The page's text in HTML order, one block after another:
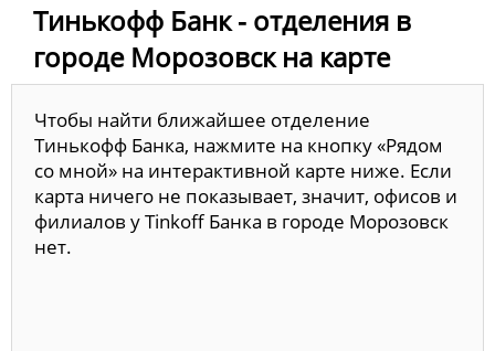
Тинькофф Банк - отделения в
городе Морозовск на карте
Чтобы найти ближайшее отделение
Тинькофф Банка, нажмите на кнопку «Рядом
со мной» на интерактивной карте ниже. Если
карта ничего не показывает, значит, офисов и
филиалов у Tinkoff Банка в городе Морозовск
нет.